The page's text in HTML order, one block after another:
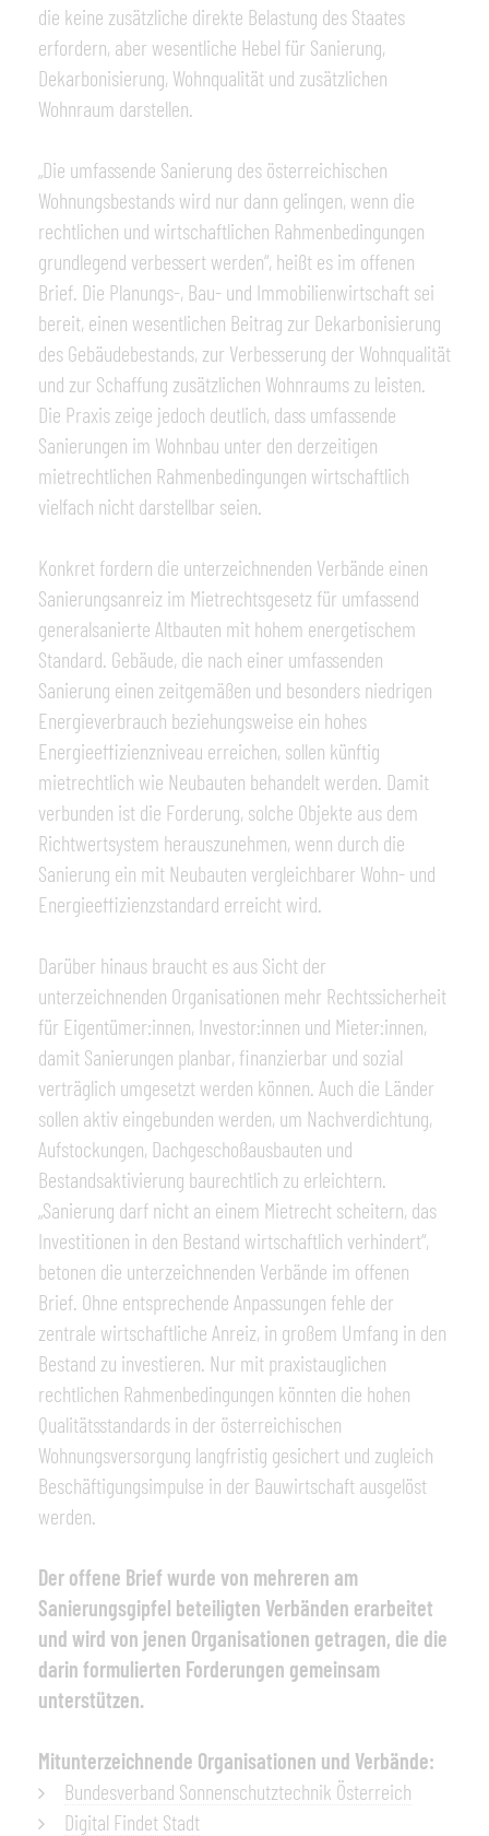
die keine zusätzliche direkte Belastung des Staates
erfordern, aber wesentliche Hebel für Sanierung,
Dekarbonisierung, Wohnqualität und zusätzlichen
Wohnraum darstellen.
„Die umfassende Sanierung des österreichischen
Wohnungsbestands wird nur dann gelingen, wenn die
rechtlichen und wirtschaftlichen Rahmenbedingungen
grundlegend verbessert werden“, heißt es im offenen
Brief. Die Planungs-, Bau- und Immobilienwirtschaft sei
bereit, einen wesentlichen Beitrag zur Dekarbonisierung
des Gebäudebestands, zur Verbesserung der Wohnqualität
und zur Schaffung zusätzlichen Wohnraums zu leisten.
Die Praxis zeige jedoch deutlich, dass umfassende
Sanierungen im Wohnbau unter den derzeitigen
mietrechtlichen Rahmenbedingungen wirtschaftlich
vielfach nicht darstellbar seien.
Konkret fordern die unterzeichnenden Verbände einen
Sanierungsanreiz im Mietrechtsgesetz für umfassend
generalsanierte Altbauten mit hohem energetischem
Standard. Gebäude, die nach einer umfassenden
Sanierung einen zeitgemäßen und besonders niedrigen
Energieverbrauch beziehungsweise ein hohes
Energieeffizienzniveau erreichen, sollen künftig
mietrechtlich wie Neubauten behandelt werden. Damit
verbunden ist die Forderung, solche Objekte aus dem
Richtwertsystem herauszunehmen, wenn durch die
Sanierung ein mit Neubauten vergleichbarer Wohn- und
Energieeffizienzstandard erreicht wird.
Darüber hinaus braucht es aus Sicht der
unterzeichnenden Organisationen mehr Rechtssicherheit
für Eigentümer:innen, Investor:innen und Mieter:innen,
damit Sanierungen planbar, finanzierbar und sozial
verträglich umgesetzt werden können. Auch die Länder
sollen aktiv eingebunden werden, um Nachverdichtung,
Aufstockungen, Dachgeschoßausbauten und
Bestandsaktivierung baurechtlich zu erleichtern.
„Sanierung darf nicht an einem Mietrecht scheitern, das
Investitionen in den Bestand wirtschaftlich verhindert“,
betonen die unterzeichnenden Verbände im offenen
Brief. Ohne entsprechende Anpassungen fehle der
zentrale wirtschaftliche Anreiz, in großem Umfang in den
Bestand zu investieren. Nur mit praxistauglichen
rechtlichen Rahmenbedingungen könnten die hohen
Qualitätsstandards in der österreichischen
Wohnungsversorgung langfristig gesichert und zugleich
Beschäftigungsimpulse in der Bauwirtschaft ausgelöst
werden.
Der offene Brief wurde von mehreren am
Sanierungsgipfel beteiligten Verbänden erarbeitet
und wird von jenen Organisationen getragen, die die
darin formulierten Forderungen gemeinsam
unterstützen.
Mitunterzeichnende Organisationen und Verbände:
Bundesverband Sonnenschutztechnik Österreich
Digital Findet Stadt